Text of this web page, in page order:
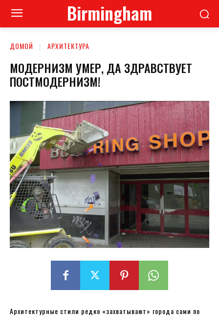
Birmingham
ДОМОЙ АРХИТЕКТУРА
МОДЕРНИЗМ УМЕР, ДА ЗДРАВСТВУЕТ
ПОСТМОДЕРНИЗМ!
Архитектурные стили редко «захватывают» города сами по